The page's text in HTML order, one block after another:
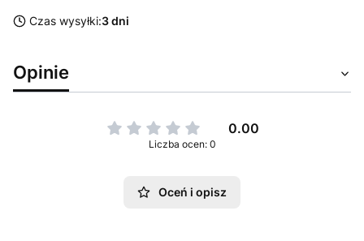
Czas wysyłki:3 dni
Opinie
0.00
Liczba ocen: 0
Oceń i opisz